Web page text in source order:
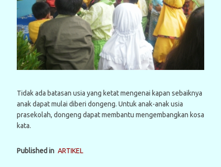
Tidak ada batasan usia yang ketat mengenai kapan sebaiknya
anak dapat mulai diberi dongeng. Untuk anak-anak usia
prasekolah, dongeng dapat membantu mengembangkan kosa
kata.
Published in ARTIKEL